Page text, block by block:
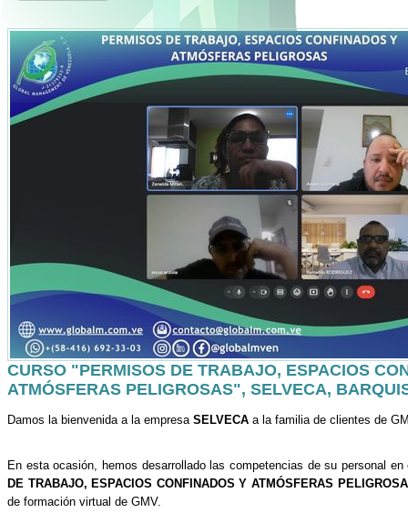
CURSO "PERMISOS DE TRABAJO, ESPACIOS
ATMÓSFERAS PELIGROSAS", SELVECA,
Damos la bienvenida a la empresa SELVECA a la familia de clientes de
En esta ocasión, hemos desarrollado las competencias de su personal
DE TRABAJO, ESPACIOS CONFINADOS Y ATMÓSFERAS
de formación virtual de GMV.